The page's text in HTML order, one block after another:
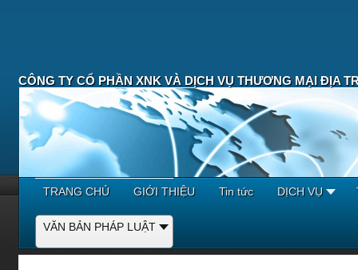
CÔNG TY CỔ PHẦN XNK VÀ DỊCH VỤ THƯƠNG MẠI ĐỊA
TRANG CHỦ GIỚI THIỆU Tin tức DỊCH VỤ
VĂN BẢN PHÁP LUẬT